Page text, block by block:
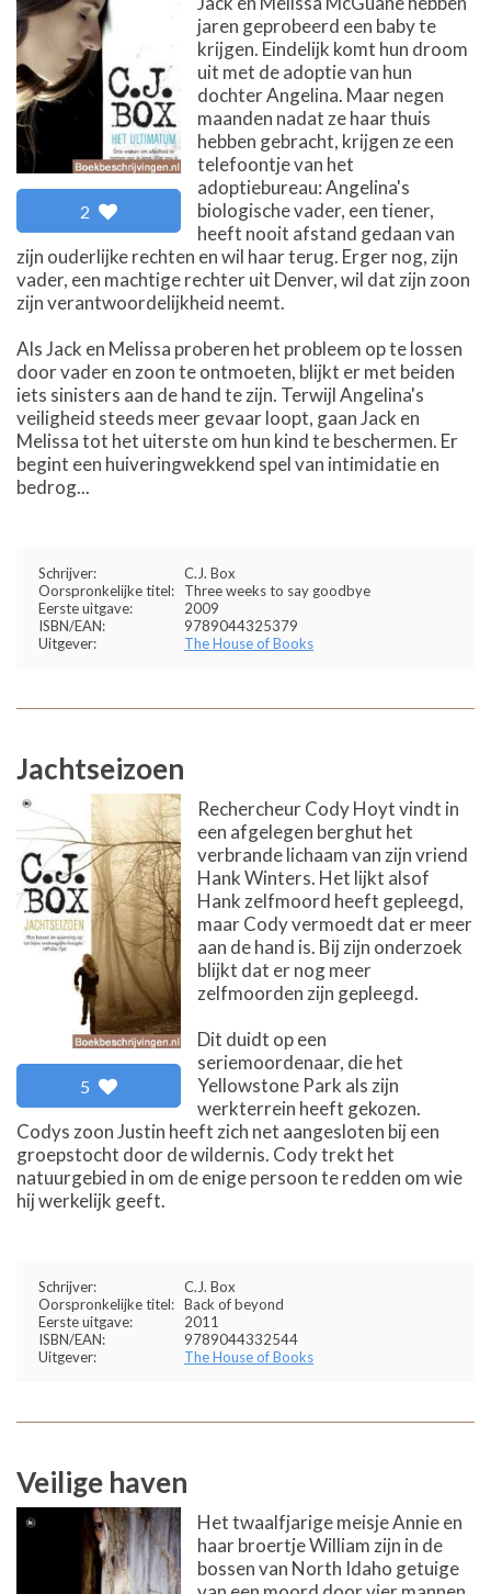
2
jaren geprobeerd een baby te
krijgen. Eindelijk komt hun droom
uit met de adoptie van hun
dochter Angelina. Maar negen
maanden nadat ze haar thuis
hebben gebracht, krijgen ze een
telefoontje van het
adoptiebureau: Angelina's
biologische vader, een tiener,
heeft nooit afstand gedaan van
zijn ouderlijke rechten en wil haar terug. Erger nog, zijn
vader, een machtige rechter uit Denver, wil dat zijn zoon
zijn verantwoordelijkheid neemt.
Als Jack en Melissa proberen het probleem op te lossen
door vader en zoon te ontmoeten, blijkt er met beiden
iets sinisters aan de hand te zijn. Terwijl Angelina's
veiligheid steeds meer gevaar loopt, gaan Jack en
Melissa tot het uiterste om hun kind te beschermen. Er
begint een huiveringwekkend spel van intimidatie en
bedrog...
Schrijver:
C.J. Box
Oorspronkelijke titel:
Three weeks to say goodbye
Eerste uitgave:
2009
ISBN/EAN:
9789044325379
Uitgever:
The House of Books
Jachtseizoen
5
Rechercheur Cody Hoyt vindt in
een afgelegen berghut het
verbrande lichaam van zijn vriend
Hank Winters. Het lijkt alsof
Hank zelfmoord heeft gepleegd,
maar Cody vermoedt dat er meer
aan de hand is. Bij zijn onderzoek
blijkt dat er nog meer
zelfmoorden zijn gepleegd.
Dit duidt op een
seriemoordenaar, die het
Yellowstone Park als zijn
werkterrein heeft gekozen.
Codys zoon Justin heeft zich net aangesloten bij een
groepstocht door de wildernis. Cody trekt het
natuurgebied in om de enige persoon te redden om wie
hij werkelijk geeft.
Schrijver:
C.J. Box
Oorspronkelijke titel: Back of beyond
Eerste uitgave:
2011
ISBN/EAN:
9789044332544
Uitgever:
The House of Books
Veilige haven
Het twaalfjarige meisje Annie en
haar broertje William zijn in de
bossen van North Idaho getuige